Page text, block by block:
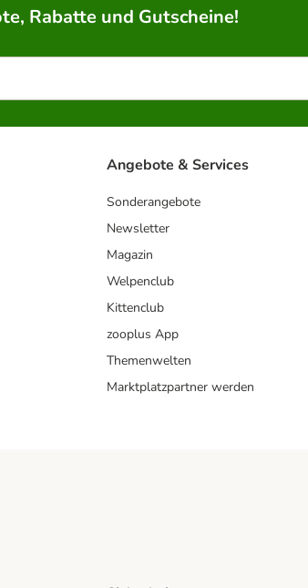
Rabatte und Gutscheine!
Angebote & Services
Sonderangebote
Newsletter
Magazin
Welpenclub
Kittenclub
zooplus App
Themenwelten
Marktplatzpartner werden